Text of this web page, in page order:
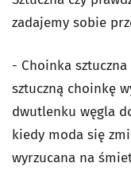
zadajemy sobie
- Choinka
sztuczną choinkę
dwutlenku węgla
kiedy moda się
wyrzucana na